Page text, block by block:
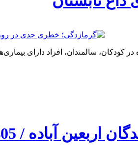
کودکان، سالمندان، افراد دارای
آباده / 1405